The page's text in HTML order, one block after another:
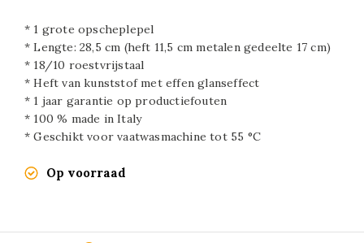
* 1 grote opscheplepel
* Lengte: 28,5 cm (heft 11,5 cm metalen gedeelte 17 cm)
* 18/10 roestvrijstaal
* Heft van kunststof met effen glanseffect
* 1 jaar garantie op productiefouten
* 100 % made in Italy
* Geschikt voor vaatwasmachine tot 55 °C
Op voorraad